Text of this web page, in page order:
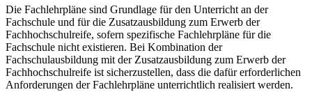
Die Fachlehrpläne sind Grundlage für den Unterricht an der
Fachschule und für die Zusatzausbildung zum Erwerb der
Fachhochschulreife, sofern spezifische Fachlehrpläne für die
Fachschule nicht existieren. Bei Kombination der
Fachschulausbildung mit der Zusatzausbildung zum Erwerb der
Fachhochschulreife ist sicherzustellen, dass die dafür erforderlichen
Anforderungen der Fachlehrpläne unterrichtlich realisiert werden.